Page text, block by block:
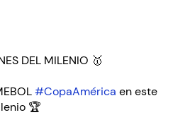
DEL MILENIO 🥇
#CopaAmérica en este
🏆